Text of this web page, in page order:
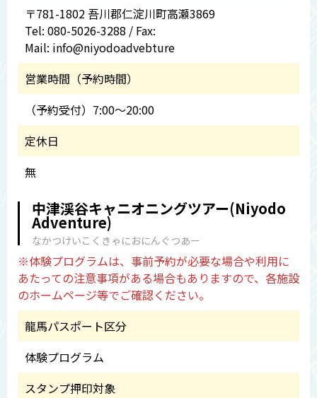
〒781-1802 吾川郡仁淀川町高瀬3869
Tel: 080-5026-3288 / Fax:
Mail: info@niyodoadvebture
営業時間（予約時間）
（予約受付）7:00～20:00
定休日
無
中津渓谷キャニオニングツアー(Niyodo
Adventure)
なかつけいこくきゃにおにんぐつあー
※体験プログラムは、事前予約が必要な場合や利用に
あたっての注意事項がある場合もありますので、各施設
のホームページ等でご確認ください。
龍馬パスポート区分
体験プログラム
スタンプ押印対象